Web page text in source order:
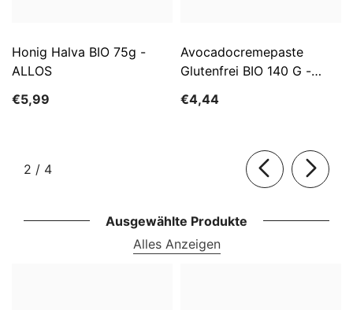
Honig Halva BIO 75g -
ALLOS
€5,99
Avocadocremepaste
Glutenfrei BIO 140 G -
€4,44
2 / von
4
Ausgewählte Produkte
Alles Anzeigen